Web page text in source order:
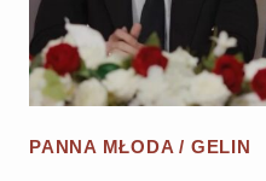
DO
PANNA MŁODA / GELIN